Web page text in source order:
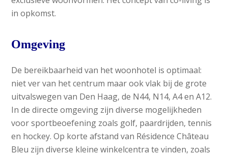
in opkomst.
Omgeving
De bereikbaarheid van het woonhotel is optimaal:
niet ver van het centrum maar ook vlak bij de grote
uitvalswegen van Den Haag, de N44, N14, A4 en A12.
In de directe omgeving zijn diverse mogelijkheden
voor sportbeoefening zoals golf, paardrijden, tennis
en hockey. Op korte afstand van Résidence Château
Bleu zijn diverse kleine winkelcentra te vinden, zoals